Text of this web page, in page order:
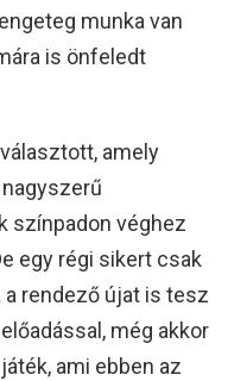
munka van
is önfeledt
amely
színpadon véghez
egy régi sikert csak
a rendező újat is tesz
még akkor
ami ebben az